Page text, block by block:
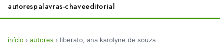
autorespalavras-chaveeditorial
início › autores › liberato, ana karolyne de souza